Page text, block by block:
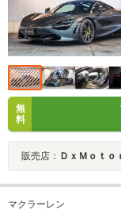
無
料
販売店： ＤｘＭｏｔｏ
マクラーレン